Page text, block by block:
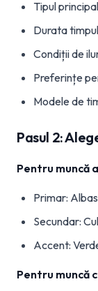
Tipul
Durata
Condiții de
Preferințe
Modele de
Pasul 2:
Pentru muncă
Primar:
Secundar:
Accent:
Pentru muncă